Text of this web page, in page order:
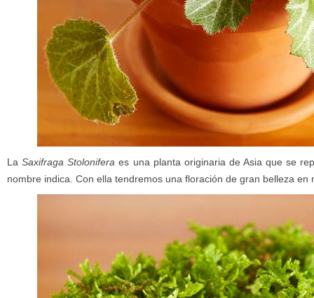
La Saxifraga Stolonifera es una planta originaria de Asia que se
nombre indica. Con ella tendremos una floración de gran belleza en